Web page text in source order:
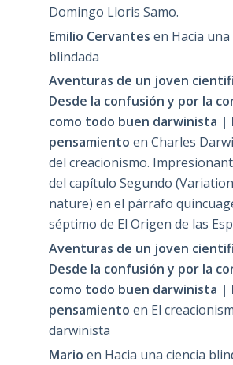
Domingo Lloris Samo.
Emilio Cervantes en Hacia una
blindada
Aventuras de un joven
Desde la confusión y por la
como todo buen darwinista |
pensamiento en Charles
del creacionismo.
del capítulo Segundo
nature) en el párrafo
séptimo de El Origen de las
Aventuras de un joven
Desde la confusión y por la
como todo buen darwinista |
pensamiento en El
darwinista
Mario en Hacia una ciencia